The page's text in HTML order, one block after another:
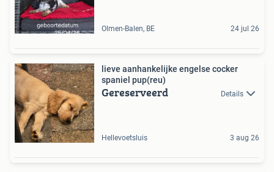
Olmen-Balen, BE 24 jul 26
lieve aanhankelijke engelse cocker
spaniel pup(reu)
Gereserveerd Details
Hellevoetsluis 3 aug 26